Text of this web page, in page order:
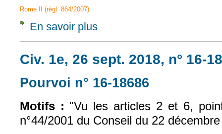
Rome II (règl. 864/2007)
En savoir plus
Civ. 1e, 26 sept. 2018, n° 16-
Pourvoi n° 16-18686
Motifs : "Vu les articles 2 et 6,
n°44/2001 du Conseil du 22